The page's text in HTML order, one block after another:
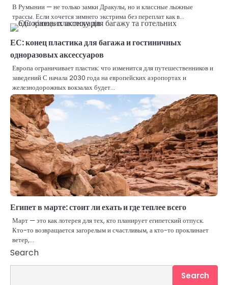
В Румынии — не только замки Дракулы, но и классные лыжные
трассы. Если хочется зимнего экстрима без переплат как в…
ЕС: конец пластика для багажа и гостиничных
одноразовых аксессуаров
Европа ограничивает пластик: что изменится для путешественников и
заведений С начала 2030 года на европейских аэропортах и
железнодорожных вокзалах будет…
Египет в марте: стоит ли ехать и где теплее всего
Март — это как лотерея для тех, кто планирует египетский отпуск.
Кто-то возвращается загорелым и счастливым, а кто-то проклинает
ветер,…
Search
Search